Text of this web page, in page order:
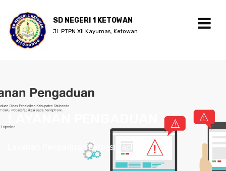
SD NEGERI 1 KETOWAN
Jl. PTPN XII Kayumas, Ketowan
Layanan Pengaduan berbasis aplikasi